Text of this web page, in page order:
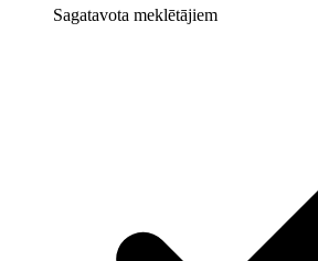
Sagatavota meklētājiem